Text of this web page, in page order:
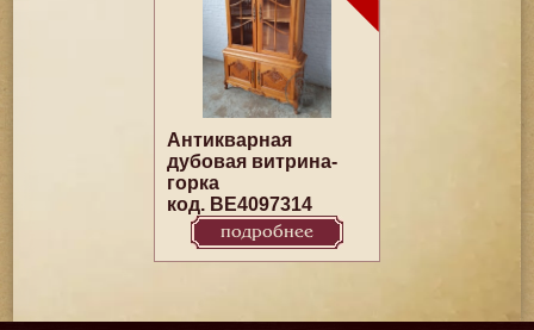
Антикварная
дубовая витрина-
горка
код. BE4097314
подробнее